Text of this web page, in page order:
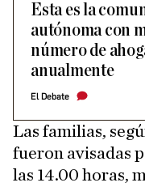
Esta es la
autónoma con
número de
anualmente
El Debate
Las familias,
fueron avisadas
las 14.00 horas,